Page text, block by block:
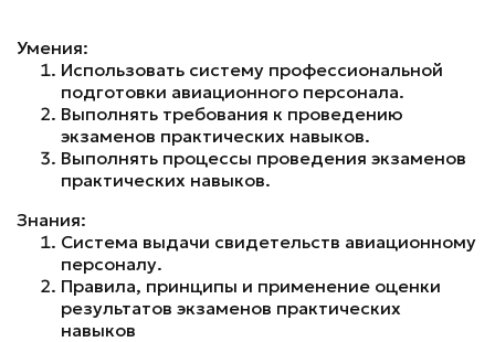
Умения:
Использовать систему профессиональной
подготовки авиационного персонала.
Выполнять требования к проведению
экзаменов практических навыков.
Выполнять процессы проведения экзаменов
практических навыков.
Знания:
Система выдачи свидетельств авиационному
персоналу.
Правила, принципы и применение оценки
результатов экзаменов практических
навыков